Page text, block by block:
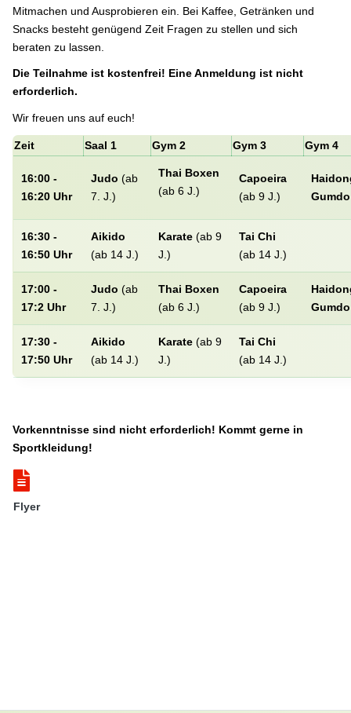
Mitmachen und Ausprobieren ein. Bei Kaffee, Getränken und
Snacks besteht genügend Zeit Fragen zu stellen und sich
beraten zu lassen.
Die Teilnahme ist kostenfrei! Eine Anmeldung ist nicht
erforderlich.
Wir freuen uns auf euch!
Zeit Saal 1 Gym 2 Gym 3 Gym 4
16:00 -
16:20 Uhr
Judo(ab
7. J.)
Thai Boxen
(ab 6 J.)
Capoeira
(ab 9 J.)
Gumdo
16:30 -
16:50 Uhr
Aikido
(ab 14 J.)
Karate (ab 9
J.)
Tai Chi
(ab 14 J.)
17:00 -
17:2 Uhr
Judo(ab
7. J.)
Thai Boxen
(ab 6 J.)
Capoeira
(ab 9 J.)
Gumdo
17:30 -
17:50 Uhr
Aikido
(ab 14 J.)
Karate (ab 9
J.)
Tai Chi
(ab 14 J.)
Vorkenntnisse sind nicht erforderlich! Kommt gerne in
Sportkleidung!
Flyer